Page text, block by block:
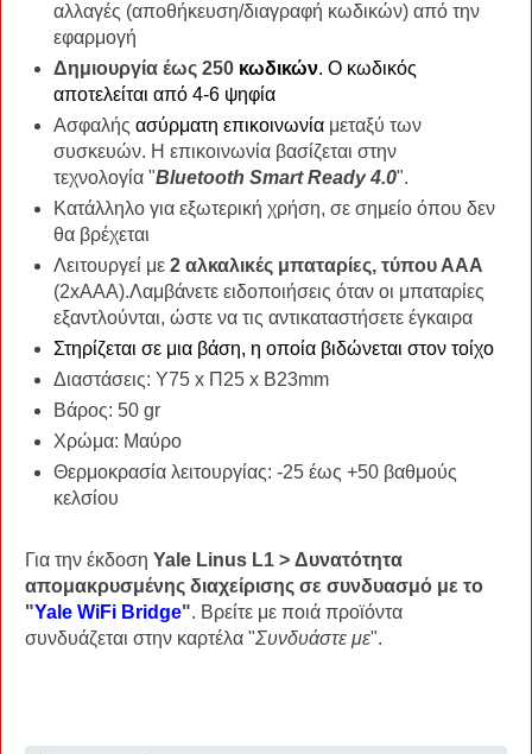
αλλαγές (αποθήκευση/διαγραφή κωδικών) από την
εφαρμογή
Δημιουργία έως 250 κωδικών. Ο κωδικός
αποτελείται από 4-6 ψηφία
Ασφαλής ασύρματη επικοινωνία μεταξύ των
συσκευών. Η επικοινωνία βασίζεται στην
τεχνολογία "Bluetooth Smart Ready 4.0".
Κατάλληλο για εξωτερική χρήση, σε σημείο όπου δεν
θα βρέχεται
Λειτουργεί με 2 αλκαλικές μπαταρίες, τύπου ΑΑΑ
(2xΑΑA).Λαμβάνετε ειδοποιήσεις όταν οι μπαταρίες
εξαντλούνται, ώστε να τις αντικαταστήσετε έγκαιρα
Στηρίζεται σε μια βάση, η οποία βιδώνεται στον τοίχο
Διαστάσεις: Υ75 x Π25 x Β23mm
Βάρος: 50 gr
Χρώμα: Μαύρο
Θερμοκρασία λειτουργίας: -25 έως +50 βαθμούς
κελσίου
Για την έκδοση Yale Linus L1 > Δυνατότητα
απομακρυσμένης διαχείρισης σε συνδυασμό με το
"Yale WiFi Bridge". Βρείτε με ποιά προϊόντα
συνδυάζεται στην καρτέλα "Συνδυάστε με".